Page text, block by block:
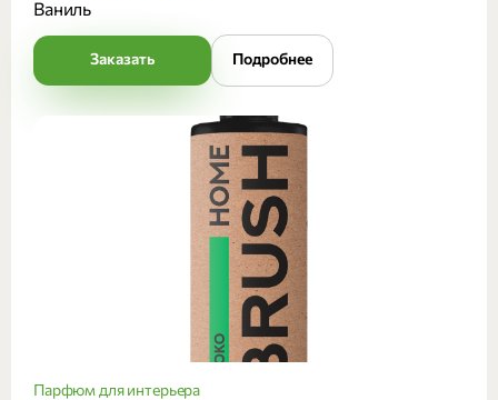
Ваниль
Заказать Подробнее
Парфюм для интерьера